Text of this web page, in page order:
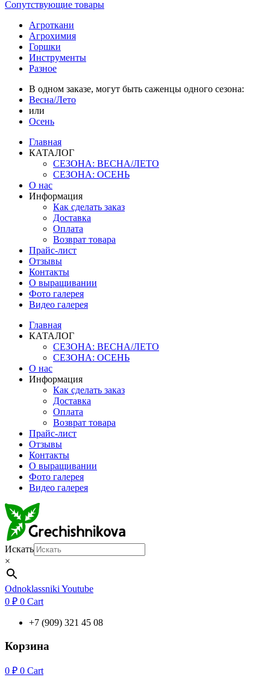
Сопутствующие товары
Агроткани
Агрохимия
Горшки
Инструменты
Разное
В одном заказе, могут быть саженцы одного сезона:
Весна/Лето
или
Осень
Главная
КАТАЛОГ
СЕЗОНА: ВЕСНА/ЛЕТО
СЕЗОНА: ОСЕНЬ
О нас
Информация
Как сделать заказ
Доставка
Оплата
Возврат товара
Прайс-лист
Отзывы
Контакты
О выращивании
Фото галерея
Видео галерея
Главная
КАТАЛОГ
СЕЗОНА: ВЕСНА/ЛЕТО
СЕЗОНА: ОСЕНЬ
О нас
Информация
Как сделать заказ
Доставка
Оплата
Возврат товара
Прайс-лист
Отзывы
Контакты
О выращивании
Фото галерея
Видео галерея
Искать
×
Odnoklassniki Youtube
0 ₽ 0 Cart
+7 (909) 321 45 08
Корзина
0 ₽ 0 Cart